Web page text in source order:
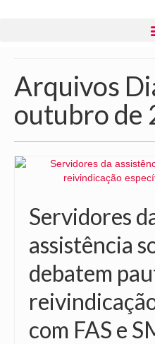
Arquivos
outubro de
Servidores
assistência
debatem
com FAS e